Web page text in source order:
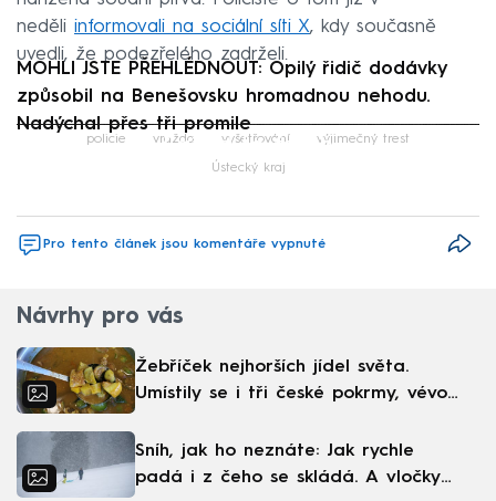
neděli informovali na sociální síti X, kdy současně
uvedli, že podezřelého zadrželi.
MOHLI JSTE PŘEHLÉDNOUT: Opilý řidič dodávky
způsobil na Benešovsku hromadnou nehodu.
Nadýchal přes tři promile
Failed to fetch
policie vražda vyšetřování výjimečný trest
Ústecký kraj
Pro tento článek jsou komentáře vypnuté
Návrhy pro vás
Žebříček nejhorších jídel světa.
Umístily se i tři české pokrmy, vévodí
Sníh, jak ho neznáte: Jak rychle
padá i z čeho se skládá. A vločky